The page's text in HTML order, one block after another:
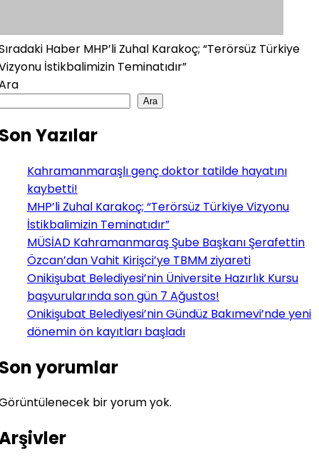
Haber MHP’li Zuhal Karakoç; “Terörsüz Türkiye
İstikbalimizin Teminatıdır”
Ara
Yazılar
Kahramanmaraşlı genç doktor tatilde hayatını
kaybetti!
MHP’li Zuhal Karakoç; “Terörsüz Türkiye Vizyonu
İstikbalimizin Teminatıdır”
MÜSİAD Kahramanmaraş Şube Başkanı Şerafettin
Özcan’dan Vahit Kirişci’ye TBMM ziyareti
Onikişubat Belediyesi’nin Üniversite Hazırlık Kursu
başvurularında son gün 7 Ağustos!
Onikişubat Belediyesi’nin Gündüz Bakımevi’nde yeni
dönemin ön kayıtları başladı
yorumlar
bir yorum yok.